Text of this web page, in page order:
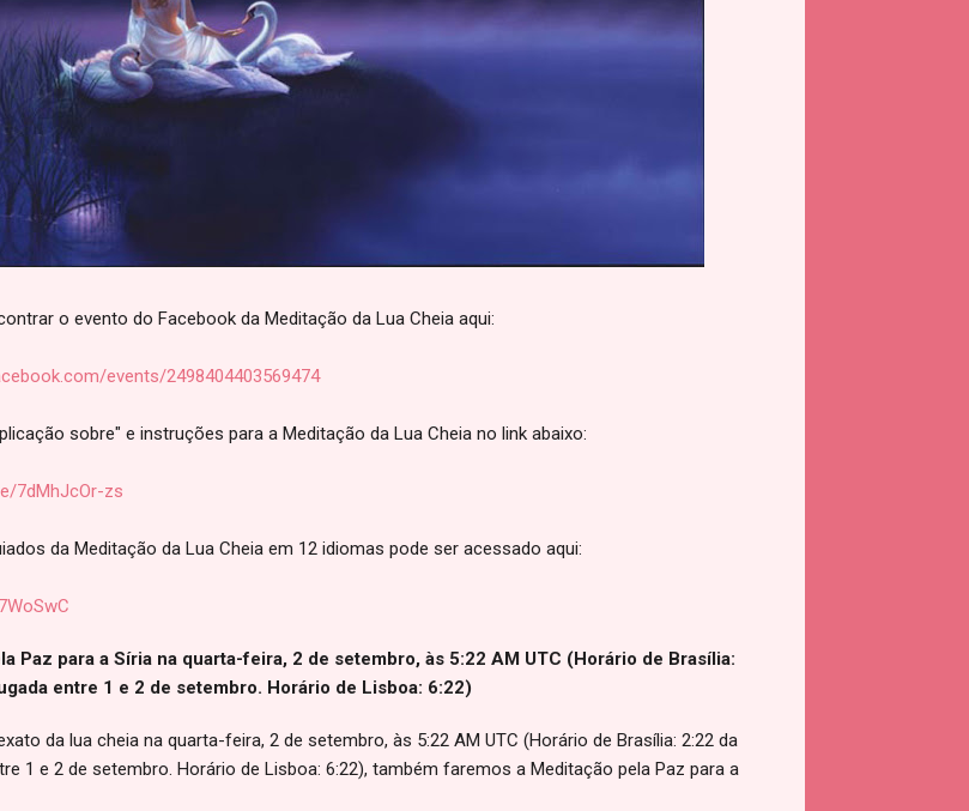
o evento do Facebook da Meditação da Lua Cheia aqui:
events/2498404403569474
sobre" e instruções para a Meditação da Lua Cheia no link abaixo:
7dMhJcOr-zs
da Meditação da Lua Cheia em 12 idiomas pode ser acessado aqui:
Paz para a Síria na quarta-feira, 2 de setembro, às 5:22 AM UTC (Horário de Brasília:
entre 1 e 2 de setembro. Horário de Lisboa: 6:22)
da lua cheia na quarta-feira, 2 de setembro, às 5:22 AM UTC (Horário de Brasília: 2:22 da
1 e 2 de setembro. Horário de Lisboa: 6:22), também faremos a Meditação pela Paz para a